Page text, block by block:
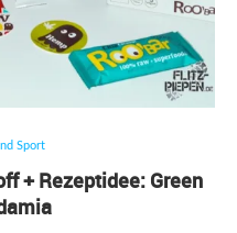
Sport
+ Rezeptidee: Green